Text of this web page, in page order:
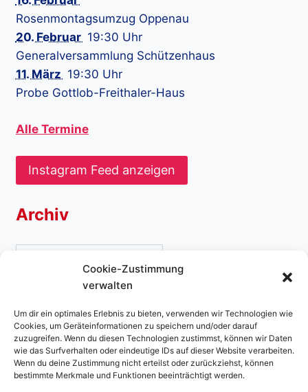
Cookie-Zustimmung
verwalten
Um dir ein optimales Erlebnis zu bieten, verwenden wir Technologien wie
Cookies, um Geräteinformationen zu speichern und/oder darauf
zuzugreifen. Wenn du diesen Technologien zustimmst, können wir Daten
wie das Surfverhalten oder eindeutige IDs auf dieser Website verarbeiten.
Wenn du deine Zustimmung nicht erteilst oder zurückziehst, können
bestimmte Merkmale und Funktionen beeinträchtigt werden.
Rosenmontagsumzug Oppenau
20. Februar 19:30 Uhr
Generalversammlung Schützenhaus
11. März 19:30 Uhr
Probe Gottlob-Freithaler-Haus
Alle Termine
Instagram Feed anzeigen
Archiv
Archiv
Datenschutzerklärung
Cookie-Richtlinie (EU)
Kontakt
Impressum